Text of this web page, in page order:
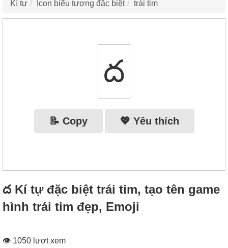
Kí tự Icon biểu tượng đặc biệt trái tim
ద
📝 Copy 💖 Yêu thích
ద Kí tự đặc biệt trái tim, tạo tên game
hình trái tim đẹp, Emoji
👁 1050 lượt xem